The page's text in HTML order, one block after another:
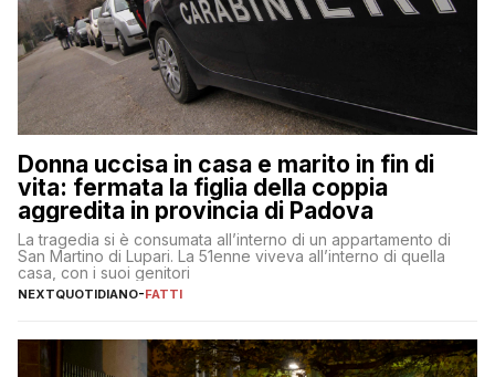
Donna uccisa in casa e marito in fin di
vita: fermata la figlia della coppia
aggredita in provincia di Padova
La tragedia si è consumata all’interno di un appartamento di
San Martino di Lupari. La 51enne viveva all’interno di quella
casa, con i suoi genitori
NEXTQUOTIDIANO-FATTI